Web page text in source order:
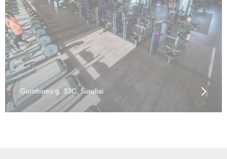
Gumbinės g. 33C, Šiauliai